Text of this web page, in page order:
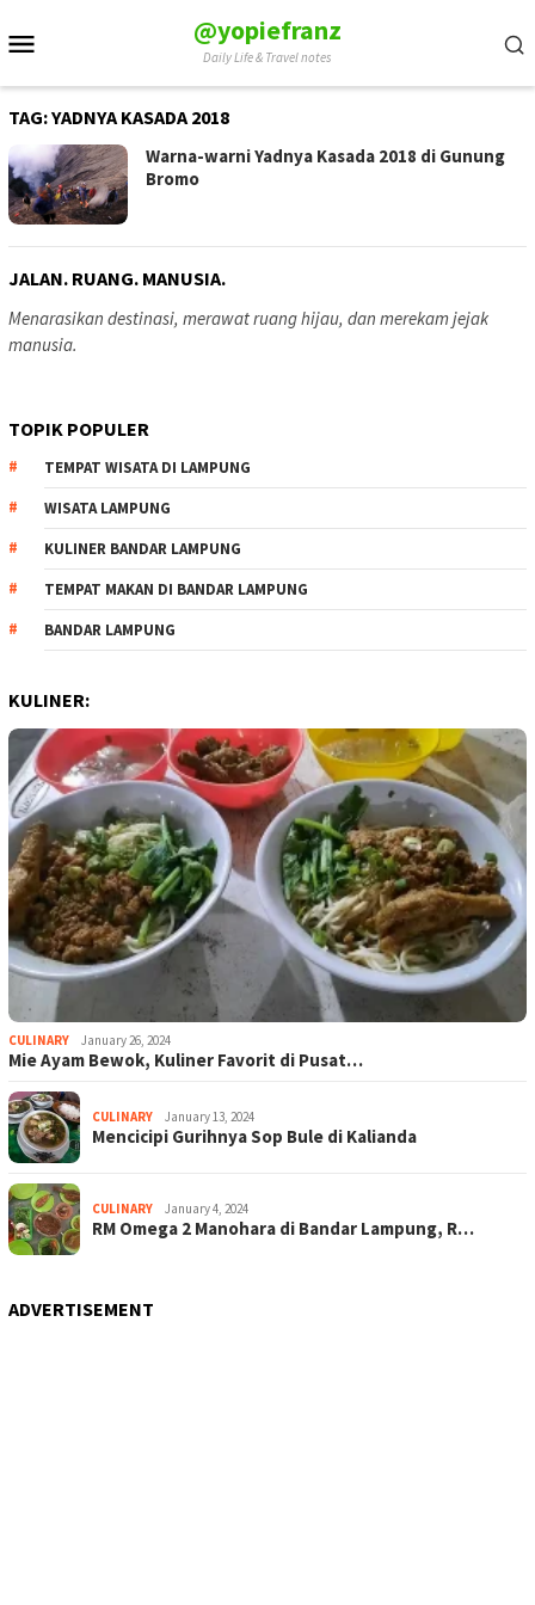
to
@yopiefranz
Daily Life & Travel notes
TAG:YADNYA KASADA 2018
Warna-warni Yadnya Kasada 2018 di Gunung
Bromo
JALAN. RUANG. MANUSIA.
Menarasikan destinasi, merawat ruang hijau, dan merekam jejak
manusia.
TOPIK POPULER
TEMPAT WISATA DI LAMPUNG
WISATA LAMPUNG
KULINER BANDAR LAMPUNG
TEMPAT MAKAN DI BANDAR LAMPUNG
BANDAR LAMPUNG
KULINER:
CULINARY January 26, 2024
Mie Ayam Bewok, Kuliner Favorit di Pusat…
CULINARY January 13, 2024
Mencicipi Gurihnya Sop Bule di Kalianda
CULINARY January 4, 2024
RM Omega 2 Manohara di Bandar Lampung, R…
ADVERTISEMENT